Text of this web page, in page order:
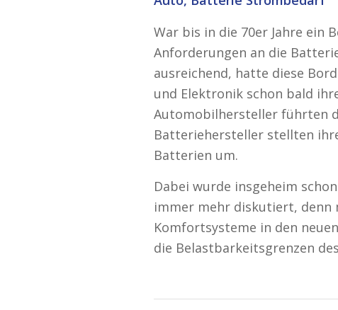
War bis in die 70er Jahre ein
Anforderungen an die
ausreichend, hatte diese
und Elektronik schon bald
Automobilhersteller führten
Batteriehersteller stellten
Batterien um.
Dabei wurde insgeheim
immer mehr diskutiert, denn
Komfortsysteme in den
die Belastbarkeitsgrenzen